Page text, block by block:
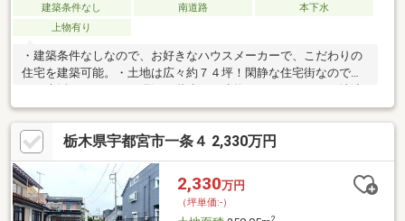
建築条件なし 南道路
本下水
上物有り
・建築条件なしなので、お好きなハウスメーカーで、こだわりの
住宅を建築可能。・土地は広々約７４坪！閑静な住宅街なので静
かに生活できます。・現況３階建ての建物がありますが、更地渡
し相談可・芳賀・宇都宮ＬＲＴ「陽東３丁目」駅まで徒歩約１０
分で通勤、通学に便利・スーパーやドラッグストアまで徒歩１０
分以内で買い物に便利な住環境≪現地 ご案内可能でございます
≫実際に土地の所在を確認することで、日当たりや、建物を建て
る際のイメージがつきやすくなりますぜひ一度、弊社スタッフと
一緒に現地をみてみませんか？お気軽にお問合せください。
栃木県宇都宮市一条４ 2,330万円
2,330万円
（坪単価:-）
2